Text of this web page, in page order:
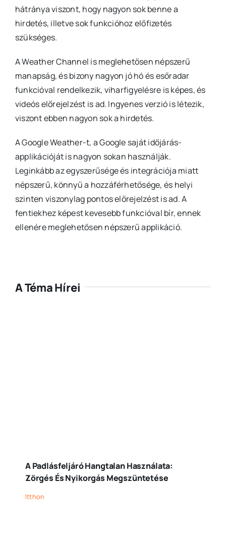
hátránya viszont, hogy nagyon sok benne a
hirdetés, illetve sok funkcióhoz előfizetés
szükséges.
A Weather Channel is meglehetősen népszerű
manapság, és bizony nagyon jó hó és esőradar
funkcióval rendelkezik, viharfigyelésre is képes, és
videós előrejelzést is ad. Ingyenes verzió is létezik,
viszont ebben nagyon sok a hirdetés.
A Google Weather-t, a Google saját időjárás-
applikációját is nagyon sokan használják.
Leginkább az egyszerűsége és integrációja miatt
népszerű, könnyű a hozzáférhetősége, és helyi
szinten viszonylag pontos előrejelzést is ad. A
fentiekhez képest kevesebb funkcióval bír, ennek
ellenére meglehetősen népszerű applikáció.
A Téma Hírei
A Padlásfeljáró Hangtalan Használata:
Zörgés És Nyikorgás Megszüntetése
Itthon